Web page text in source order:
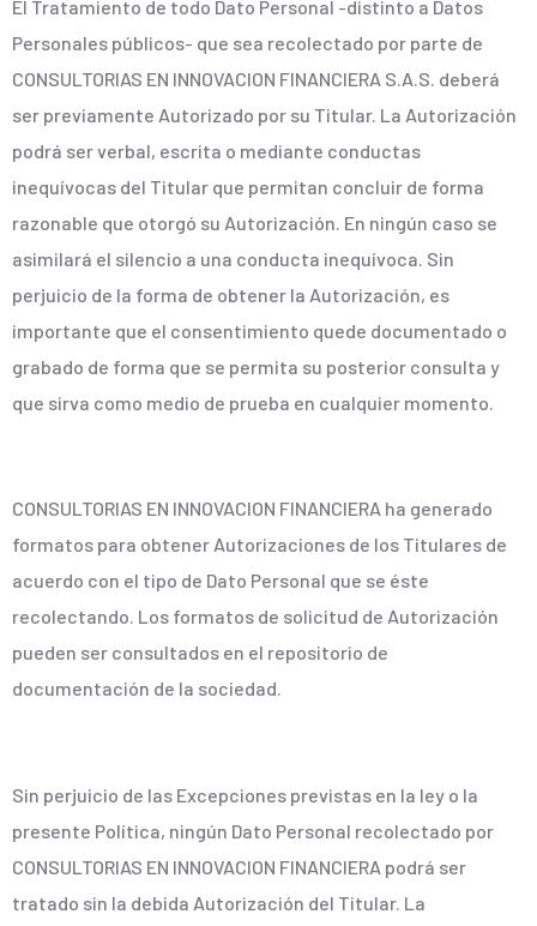
El Tratamiento de todo Dato Personal -distinto a Datos
Personales públicos- que sea recolectado por parte de
CONSULTORIAS EN INNOVACION FINANCIERA S.A.S. deberá
ser previamente Autorizado por su Titular. La Autorización
podrá ser verbal, escrita o mediante conductas
inequívocas del Titular que permitan concluir de forma
razonable que otorgó su Autorización. En ningún caso se
asimilará el silencio a una conducta inequívoca. Sin
perjuicio de la forma de obtener la Autorización, es
importante que el consentimiento quede documentado o
grabado de forma que se permita su posterior consulta y
que sirva como medio de prueba en cualquier momento.
CONSULTORIAS EN INNOVACION FINANCIERA ha generado
formatos para obtener Autorizaciones de los Titulares de
acuerdo con el tipo de Dato Personal que se éste
recolectando. Los formatos de solicitud de Autorización
pueden ser consultados en el repositorio de
documentación de la sociedad.
Sin perjuicio de las Excepciones previstas en la ley o la
presente Política, ningún Dato Personal recolectado por
CONSULTORIAS EN INNOVACION FINANCIERA podrá ser
tratado sin la debida Autorización del Titular. La